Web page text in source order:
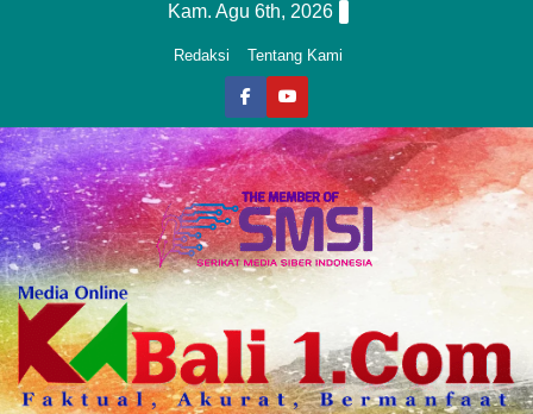
Kam. Agu 6th, 2026
Redaksi Tentang Kami